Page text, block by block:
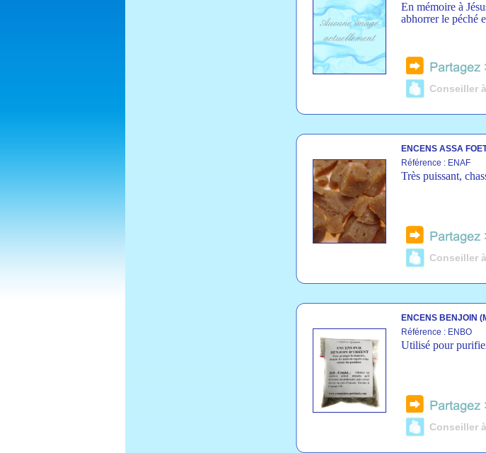
En mémoire à
abhorrer le péché
Conseiller
ENCENS ASSA
Référence : ENAF
Très puissant,
Conseiller
ENCENS BENJOIN
Référence : ENBO
Utilisé pour
Conseiller